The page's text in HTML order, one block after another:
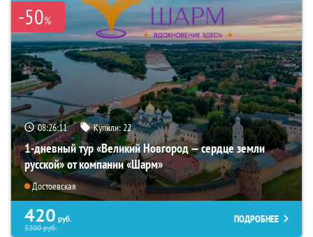
-50%
08:26:09 Купили:22
1-дневный тур «Великий Новгород — сердце земли
русской» от компании «Шарм»
Достоевская
420 руб.
3300руб.
ПОДРОБНЕЕ